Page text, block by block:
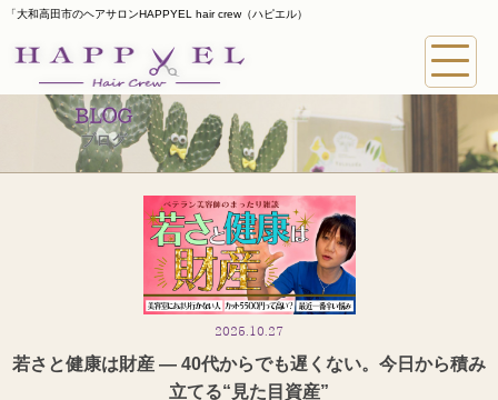
「大和高田市のヘアサロンHAPPYEL hair crew（ハピエル）
BLOG
ブログ
2025.10.27
若さと健康は財産 ― 40代からでも遅くない。今日から積み
立てる“見た目資産”